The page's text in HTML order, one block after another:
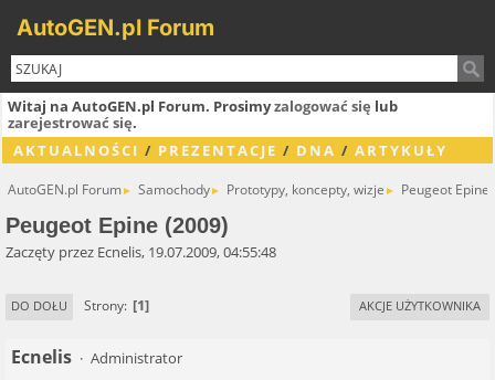
AutoGEN.pl Forum
Witaj na AutoGEN.pl Forum. Prosimyzalogować się lub
zarejestrować się.
AKTUALNOŚCI / PREZENTACJE / DNA / ARTYKUŁY
AutoGEN.pl Forum► Samochody► Prototypy, koncepty, wizje ► Peugeot Epine
Peugeot Epine (2009)
Zaczęty przez Ecnelis, 19.07.2009, 04:55:48
DO DOŁU Strony 1 AKCJE UŻYTKOWNIKA
Ecnelis Administrator